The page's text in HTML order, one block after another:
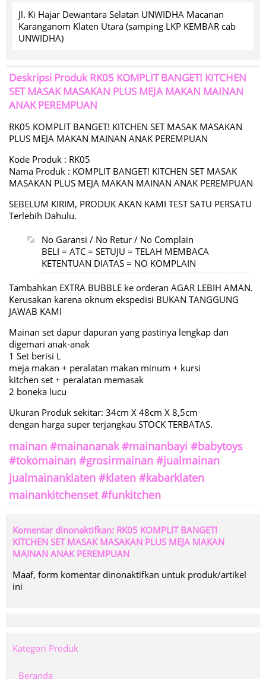
Jl. Ki Hajar Dewantara Selatan UNWIDHA Macanan
Karanganom Klaten Utara (samping LKP KEMBAR cab
UNWIDHA)
Deskripsi ProdukRK05 KOMPLIT BANGET! KITCHEN
SET MASAK MASAKAN PLUS MEJA MAKAN MAINAN
ANAK PEREMPUAN
RK05 KOMPLIT BANGET! KITCHEN SET MASAK MASAKAN
PLUS MEJA MAKAN MAINAN ANAK PEREMPUAN
Kode Produk : RK05
Nama Produk : KOMPLIT BANGET! KITCHEN SET MASAK
MASAKAN PLUS MEJA MAKAN MAINAN ANAK PEREMPUAN
SEBELUM KIRIM, PRODUK AKAN KAMI TEST SATU PERSATU
Terlebih Dahulu.
No Garansi / No Retur / No Complain
BELI = ATC = SETUJU = TELAH MEMBACA
KETENTUAN DIATAS = NO KOMPLAIN
Tambahkan EXTRA BUBBLE ke orderan AGAR LEBIH AMAN.
Kerusakan karena oknum ekspedisi BUKAN TANGGUNG
JAWAB KAMI
Mainan set dapur dapuran yang pastinya lengkap dan
digemari anak-anak
1 Set berisi L
meja makan + peralatan makan minum + kursi
kitchen set + peralatan memasak
2 boneka lucu
Ukuran Produk sekitar: 34cm X 48cm X 8,5cm
dengan harga super terjangkau STOCK TERBATAS.
mainan #mainananak #mainanbayi #babytoys
#tokomainan #grosirmainan #jualmainan
jualmainanklaten #klaten #kabarklaten
mainankitchenset #funkitchen
Komentar dinonaktifkan: RK05 KOMPLIT BANGET!
KITCHEN SET MASAK MASAKAN PLUS MEJA MAKAN
MAINAN ANAK PEREMPUAN
Maaf, form komentar dinonaktifkan untuk produk/artikel
ini
Kategori Produk
Beranda